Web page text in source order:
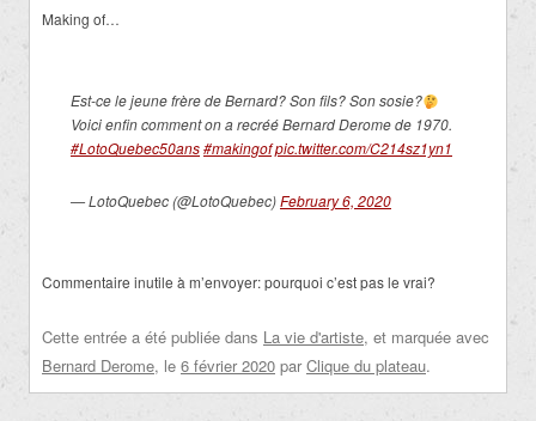
Making of…
Est-ce le jeune frère de Bernard? Son fils? Son sosie?
Voici enfin comment on a recréé Bernard Derome de 1970.
#LotoQuebec50ans#makingofpic.twitter.com/C214sz1yn1
— LotoQuebec (@LotoQuebec)February 6, 2020
Commentaire inutile à m’envoyer: pourquoi c’est pas le vrai?
Cette entrée a été publiée dans La vie d'artiste, et marquée avec
Bernard Derome, le 6 février 2020 par Clique du plateau.